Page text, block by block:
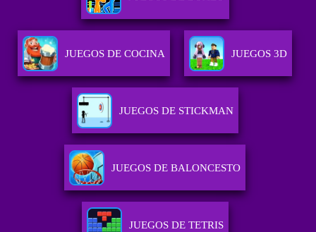
JUEGOS DE COCINA JUEGOS 3D
JUEGOS DE STICKMAN
JUEGOS DE BALONCESTO
JUEGOS DE TETRIS